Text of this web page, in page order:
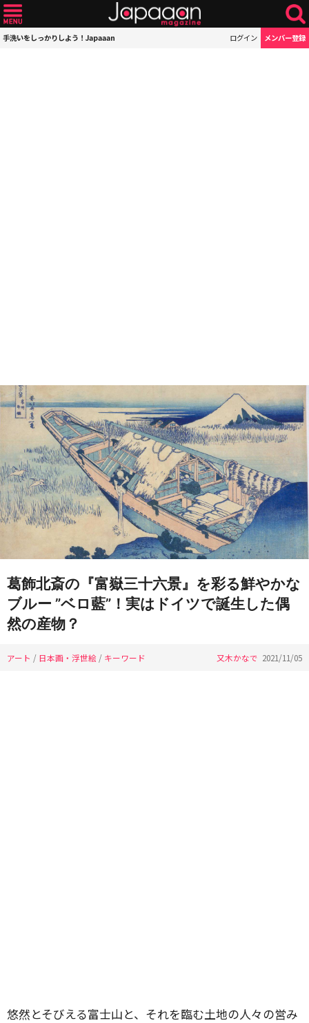
手洗いをしっかりしよう！Japaaan ログイン メンバー登録
葛飾北斎の『富嶽三十六景』を彩る鮮やかな
ブルー ”ベロ藍”！実はドイツで誕生した偶
然の産物？
アート / 日本画・浮世絵 / キーワード 又木かなで 2021/11/05
悠然とそびえる富士山と、それを臨む土地の人々の営み